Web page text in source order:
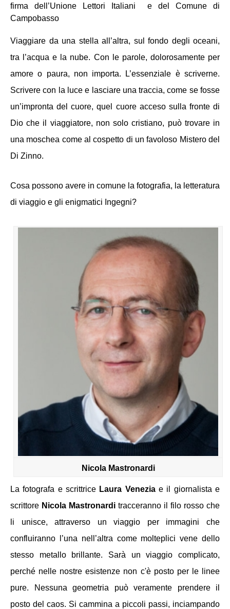
firma dell’Unione Lettori Italiani e del Comune di
Campobasso
Viaggiare da una stella all’altra, sul fondo degli oceani,
tra l’acqua e la nube. Con le parole, dolorosamente per
amore o paura, non importa. L’essenziale è scriverne.
Scrivere con la luce e lasciare una traccia, come se fosse
un’impronta del cuore, quel cuore acceso sulla fronte di
Dio che il viaggiatore, non solo cristiano, può trovare in
una moschea come al cospetto di un favoloso Mistero del
Di Zinno.
Cosa possono avere in comune la fotografia, la letteratura
di viaggio e gli enigmatici Ingegni?
Nicola Mastronardi
La fotografa e scrittrice Laura Venezia e il
giornalista e
scrittore Nicola Mastronardi tracceranno il filo rosso che
li unisce, attraverso un viaggio per immagini che
confluiranno l’una nell’altra come molteplici vene dello
stesso metallo brillante. Sarà un viaggio complicato,
perché nelle nostre esistenze non c'è posto per le linee
pure. Nessuna geometria può veramente prendere il
posto del caos. Si cammina a piccoli passi, inciampando